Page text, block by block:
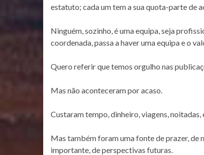
estatuto; cada um tem a sua quota-parte de
Ninguém, sozinho, é uma equipa, seja
coordenada, passa a haver uma equipa e o
Quero referir que temos orgulho nas
Mas não aconteceram por acaso.
Custaram tempo, dinheiro, viagens, noitadas,
Mas também foram uma fonte de prazer, de
importante, de perspectivas futuras.